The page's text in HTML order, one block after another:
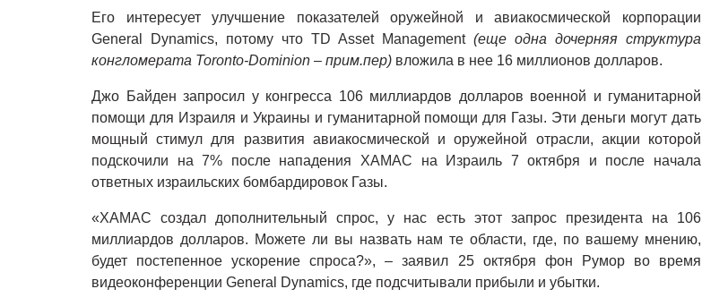
Его интересует улучшение показателей оружейной и авиакосмической корпорации
General Dynamics, потому что TD Asset Management (еще одна дочерняя структура
конгломерата Toronto-Dominion – прим.пер) вложила в нее 16 миллионов долларов.
Джо Байден запросил у конгресса 106 миллиардов долларов военной и гуманитарной
помощи для Израиля и Украины и гуманитарной помощи для Газы. Эти деньги могут дать
мощный стимул для развития авиакосмической и оружейной отрасли, акции которой
подскочили на 7% после нападения ХАМАС на Израиль 7 октября и после начала
ответных израильских бомбардировок Газы.
«ХАМАС создал дополнительный спрос, у нас есть этот запрос президента на 106
миллиардов долларов. Можете ли вы назвать нам те области, где, по вашему мнению,
будет постепенное ускорение спроса?», – заявил 25 октября фон Румор во время
видеоконференции General Dynamics, где подсчитывали прибыли и убытки.